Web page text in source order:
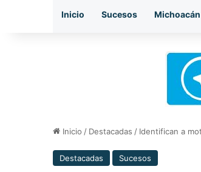
Inicio Sucesos Michoacán
Inicio / Destacadas / Identifican a
Destacadas Sucesos